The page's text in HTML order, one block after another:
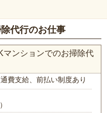
代行のお仕事
ンションでのお掃除代
費支給、前払い制度あり